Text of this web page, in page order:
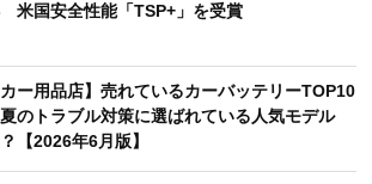
米国安全性能「TSP+」を受賞
カー用品店】売れているカーバッテリーTOP10
夏のトラブル対策に選ばれている人気モデル
【2026年6月版】